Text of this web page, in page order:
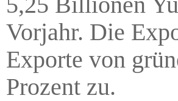
Vorjahr. Die
Exporte von
Prozent zu.